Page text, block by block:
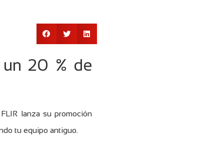
un 20 % de
lanza su promoción
tu equipo antiguo.